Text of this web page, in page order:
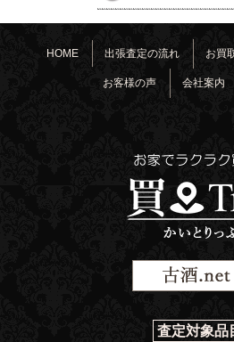
HOME 出張査定の流れ お買
お客様の声 会社案内
査定対象品